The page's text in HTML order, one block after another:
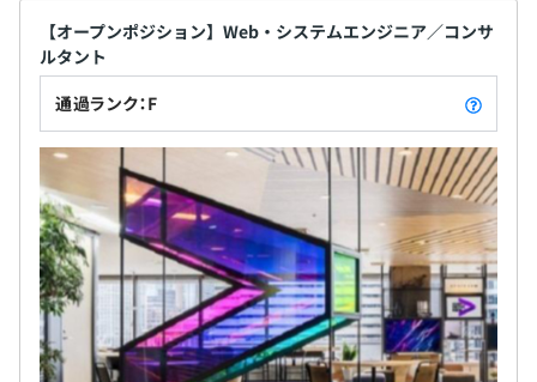
【オープンポジション】Web・システムエンジニア／コンサ
ルタント
通過ランク：F